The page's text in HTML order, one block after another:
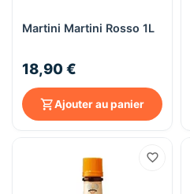
Martini Martini Rosso 1L
18,90 €
Ajouter au panier